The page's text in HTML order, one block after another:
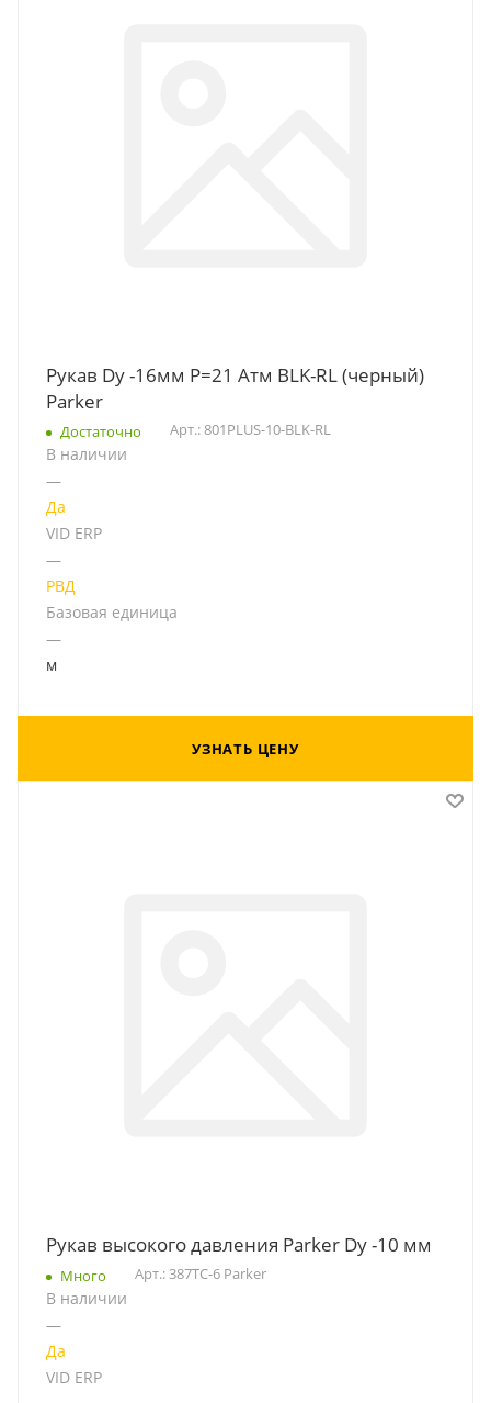
Рукав Dy -16мм P=21 Атм BLK-RL (черный)
Parker
Достаточно Арт.: 801PLUS-10-BLK-RL
В наличии
—
Да
VID ERP
—
РВД
Базовая единица
—
м
УЗНАТЬ ЦЕНУ
Рукав высокого давления Parker Dу -10 мм
Много Арт.: 387TC-6 Parker
В наличии
—
Да
VID ERP